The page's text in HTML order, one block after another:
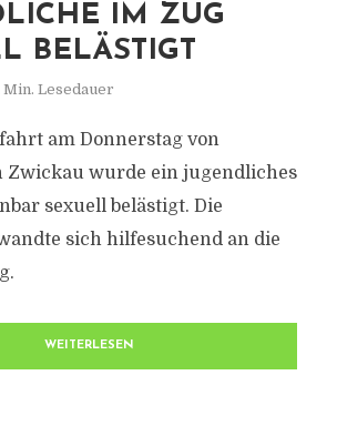
IM ZUG
BELÄSTIGT
Min. Lesedauer
am Donnerstag von
Zwickau wurde ein jugendliches
sexuell belästigt. Die
sich hilfesuchend an die
WEITERLESEN